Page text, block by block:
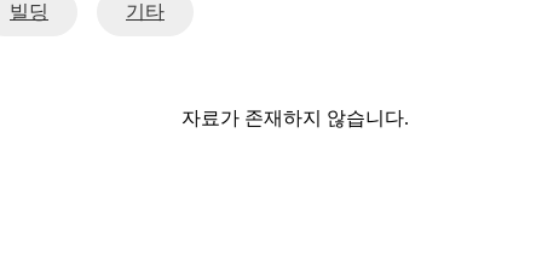
빌딩 기타
자료가 존재하지 않습니다.